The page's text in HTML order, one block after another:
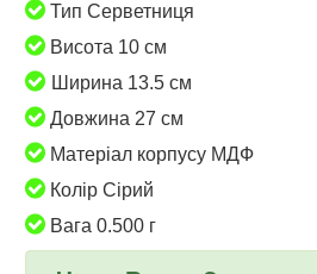
Тип Серветниця
Висота 10 см
Ширина 13.5 см
Довжина 27 см
Матеріал корпусу МДФ
Колір Сірий
Вага 0.500 г